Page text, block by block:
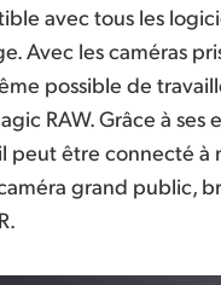
avec tous les
Avec les caméras
possible de
RAW. Grâce à ses
peut être connecté à
grand public,